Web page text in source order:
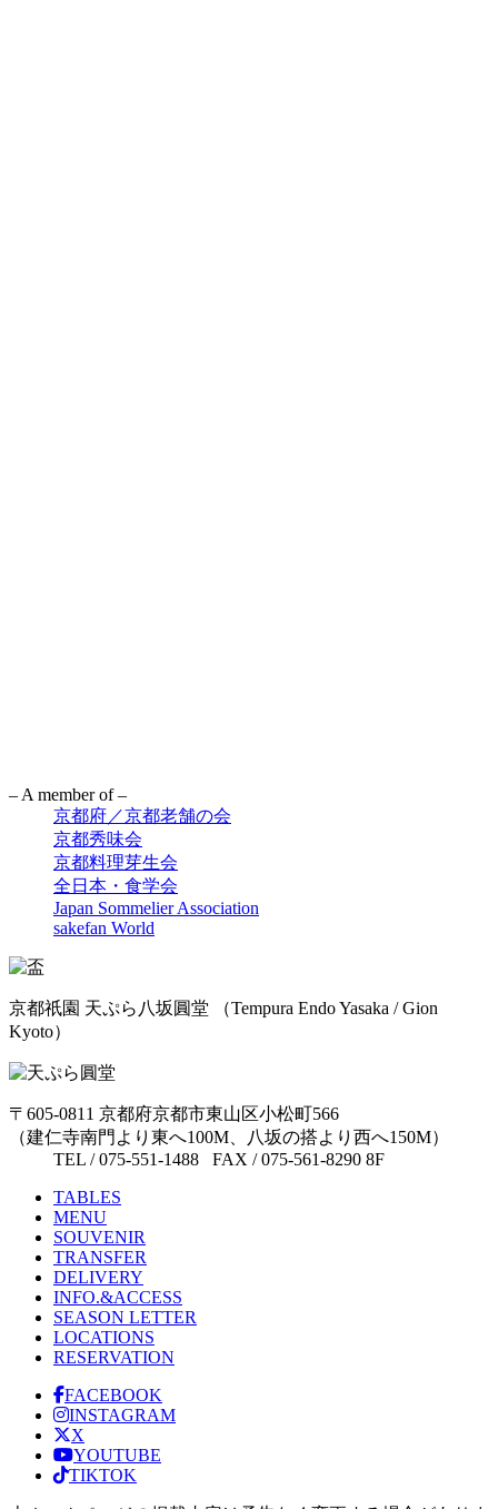
– A member of –
京都府／京都老舗の会
京都秀味会
京都料理芽生会
全日本・食学会
Japan Sommelier Association
sakefan World
京都祇園 天ぷら八坂圓堂 （Tempura Endo Yasaka / Gion
Kyoto）
〒605-0811 京都府京都市東山区小松町566
（建仁寺南門より東へ100M、八坂の搭より西へ150M）
TEL / 075-551-1488 FAX / 075-561-8290 8F
TABLES
MENU
SOUVENIR
TRANSFER
DELIVERY
INFO.&ACCESS
SEASON LETTER
LOCATIONS
RESERVATION
FACEBOOK
INSTAGRAM
X
YOUTUBE
TIKTOK